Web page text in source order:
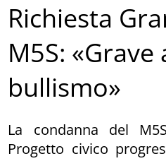
Richiesta
M5S:
bullismo»
La condanna del
Progetto civico